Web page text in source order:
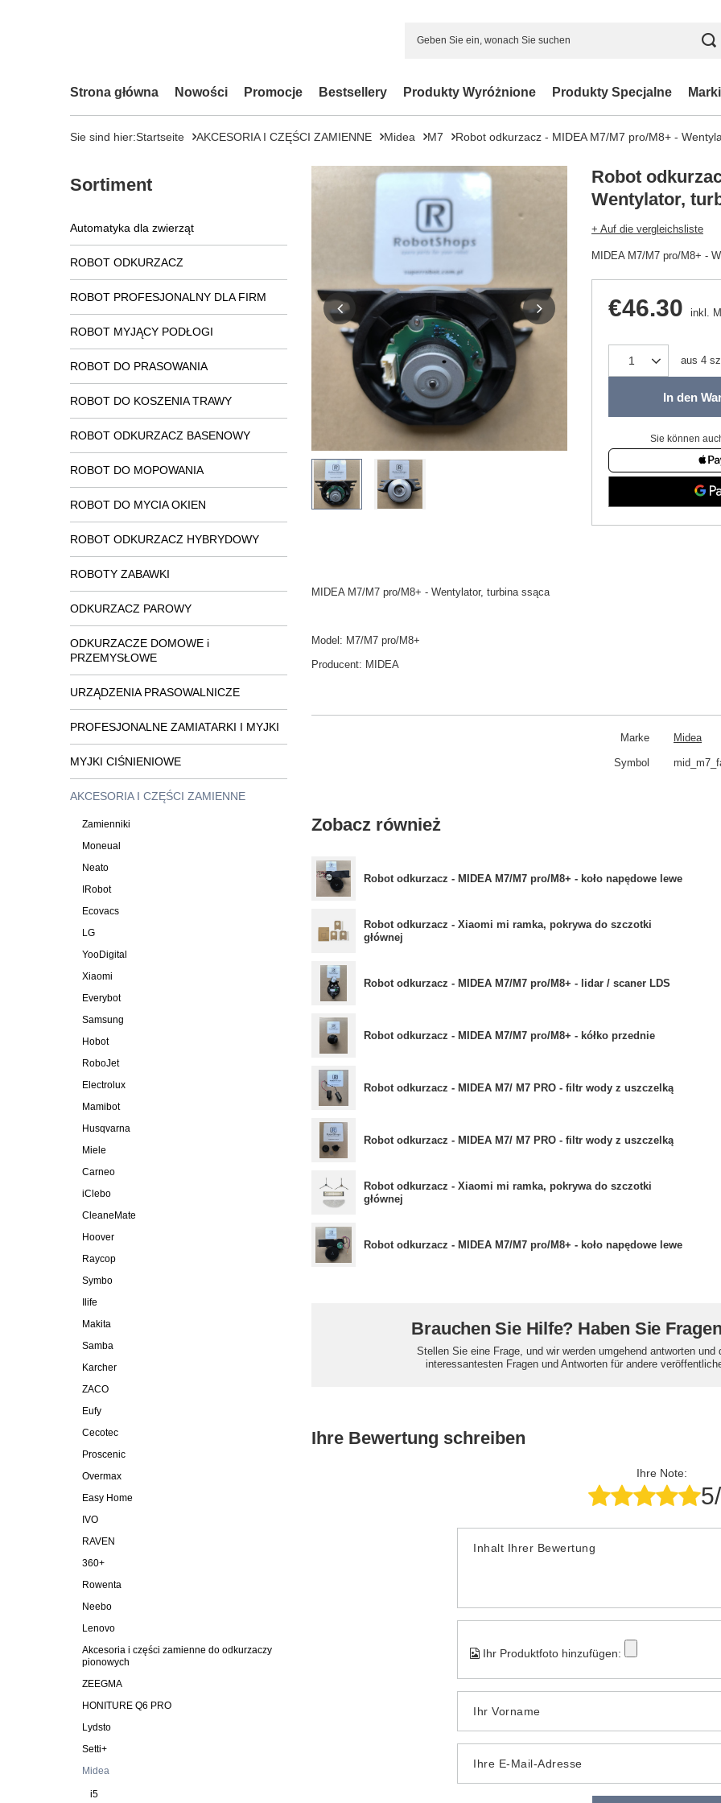
Strona główna Nowości Promocje Bestsellery Produkty Wyróżnione Produkty Specjalne Marki
Sie sind hier:Startseite AKCESORIA I CZĘŚCI ZAMIENNE Midea M7 Robot odkurzacz - MIDEA M7/M7 pro/M8+ -
Sortiment
Automatyka dla zwierząt
ROBOT ODKURZACZ
ROBOT PROFESJONALNY DLA FIRM
ROBOT MYJĄCY PODŁOGI
ROBOT DO PRASOWANIA
ROBOT DO KOSZENIA TRAWY
ROBOT ODKURZACZ BASENOWY
ROBOT DO MOPOWANIA
ROBOT DO MYCIA OKIEN
ROBOT ODKURZACZ HYBRYDOWY
ROBOTY ZABAWKI
ODKURZACZ PAROWY
ODKURZACZE DOMOWE i
PRZEMYSŁOWE
URZĄDZENIA PRASOWALNICZE
PROFESJONALNE ZAMIATARKI I MYJKI
MYJKI CIŚNIENIOWE
AKCESORIA I CZĘŚCI ZAMIENNE
Zamienniki
Moneual
Neato
IRobot
Ecovacs
LG
YooDigital
Xiaomi
Everybot
Samsung
Hobot
RoboJet
Electrolux
Mamibot
Husqvarna
Miele
Carneo
iClebo
CleaneMate
Hoover
Raycop
Symbo
Ilife
Makita
Samba
Karcher
ZACO
Eufy
Cecotec
Proscenic
Overmax
Easy Home
IVO
RAVEN
360+
Rowenta
Neebo
Lenovo
Akcesoria i części zamienne do odkurzaczy
pionowych
ZEEGMA
HONITURE Q6 PRO
Lydsto
Setti+
Midea
i5
Robot
Wentylator,
+ Auf die vergleichsliste
MIDEA M7/M7 pro/M8+ -
€46.30 inkl.
aus 4
In den
Sie können
MIDEA M7/M7 pro/M8+ - Wentylator, turbina ssąca
Model: M7/M7 pro/M8+
Producent: MIDEA
Marke Midea
Symbol
Zobacz również
Robot odkurzacz - MIDEA M7/M7 pro/M8+ - koło napędowe lewe
Robot odkurzacz - Xiaomi mi ramka, pokrywa do szczotki
głównej
Robot odkurzacz - MIDEA M7/M7 pro/M8+ - lidar / scaner LDS
Robot odkurzacz - MIDEA M7/M7 pro/M8+ - kółko przednie
Robot odkurzacz - MIDEA M7/ M7 PRO - filtr wody z uszczelką
Robot odkurzacz - MIDEA M7/ M7 PRO - filtr wody z uszczelką
Robot odkurzacz - Xiaomi mi ramka, pokrywa do szczotki
głównej
Robot odkurzacz - MIDEA M7/M7 pro/M8+ - koło napędowe lewe
Brauchen Sie Hilfe? Haben Sie
Stellen Sie eine Frage, und wir werden umgehend antworten und
interessantesten Fragen und Antworten für andere
Ihre Bewertung schreiben
Ihre Note:
Inhalt Ihrer Bewertung
Ihr Produktfoto hinzufügen:
Ihr Vorname
Ihre E-Mail-Adresse